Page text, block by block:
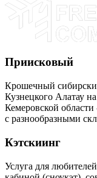
Приисковый
Крошечный
Кузнецкого Алатау
Кемеровской
с разнообразными
Кэтскиинг
Услуга для